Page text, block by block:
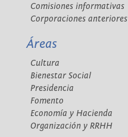
Comisiones informativas
Corporaciones anteriores
Áreas
Cultura
Bienestar Social
Presidencia
Fomento
Economía y Hacienda
Organización y RRHH